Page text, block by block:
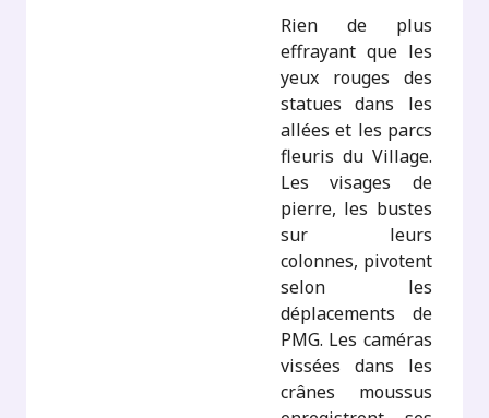
Rien de plus
effrayant que les
yeux rouges des
statues dans les
allées et les parcs
fleuris du Village.
Les visages de
pierre, les bustes
sur leurs
colonnes, pivotent
selon les
déplacements de
PMG. Les caméras
vissées dans les
crânes moussus